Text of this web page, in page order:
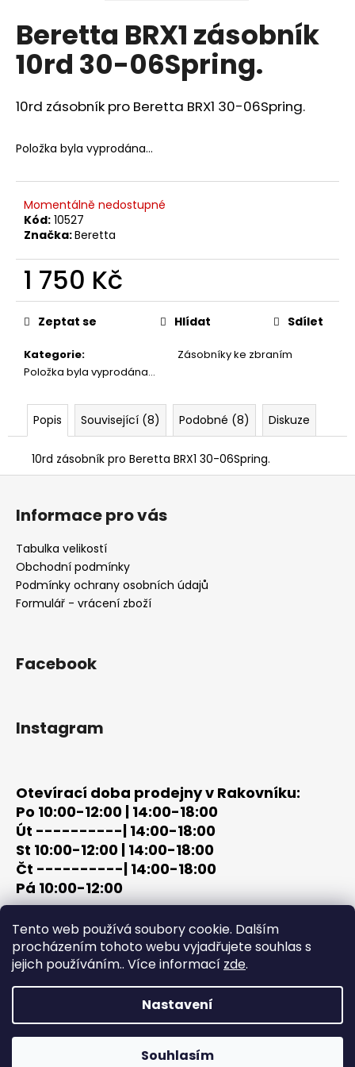
Tento web používá soubory cookie. Dalším
procházením tohoto webu vyjadřujete souhlas s
jejich používáním.. Více informací zde.
Nastavení
Souhlasím
produktu
je
0,0
hvězdiček.
Beretta BRX1 zásobník
10rd 30-06Spring.
10rd zásobník pro Beretta BRX1 30-06Spring.
Položka byla vyprodána…
Momentálně nedostupné
Kód: 10527
Značka:Beretta
1 750 Kč
Měrná
cena:
Kategorie:
Zásobníky ke zbraním
Položka byla vyprodána…
Zeptat se Hlídat Sdílet
Popis Související (8) Podobné (8) Diskuze
10rd zásobník pro Beretta BRX1 30-06Spring.
a
j
í
t
?
HLEDAT
D
o
o
č
u
ZAVÍRACÍ
MAUSER
620
Kč
Z
Informace pro vás
Tabulka velikostí
Obchodní podmínky
Podmínky ochrany osobních údajů
Formulář - vrácení zboží
Facebook
Instagram
Otevírací doba prodejny v Rakovníku:
Po 10:00-12:00 | 14:00-18:00
Út ----------| 14:00-18:00
St 10:00-12:00 | 14:00-18:00
Čt ----------| 14:00-18:00
Pá 10:00-12:00
tel: +420 603 320 859
email: terc-zbrane@seznam.cz
Copyright 2026PROCHÁZKA | OUTDOOR - LOV. Všechna
práva vyhrazena.Upravit nastavení cookies